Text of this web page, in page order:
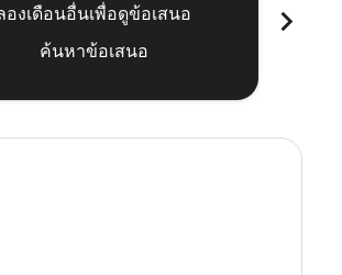
องเดือนอื่นเพื่อดูข้อเสนอ
ค้นหาข้อเสนอ
chevron_right